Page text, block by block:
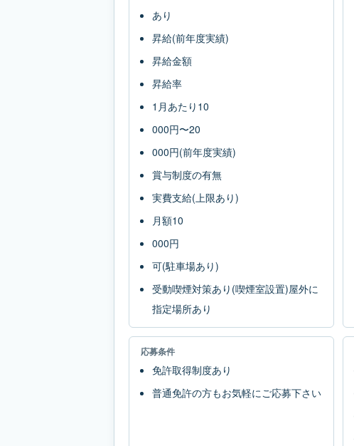
あり
昇給(前年度実績)
昇給金額
昇給率
1月あたり10
000円〜20
000円(前年度実績)
賞与制度の有無
実費支給(上限あり)
月額10
000円
可(駐車場あり)
受動喫煙対策あり(喫煙室設置)屋外に
指定場所あり
応募条件
免許取得制度あり
普通免許の方もお気軽にご応募下さい